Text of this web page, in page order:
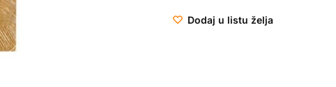
Dodaj u listu želja